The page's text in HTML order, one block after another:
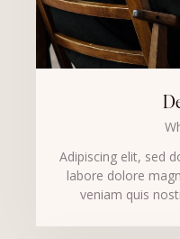
Adipiscing elit, sed
labore dolore
veniam quis